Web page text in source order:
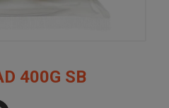
400G SB